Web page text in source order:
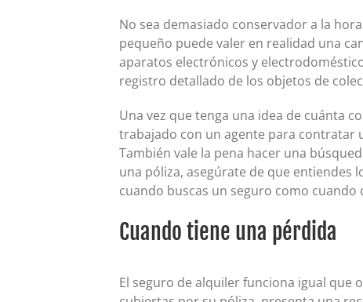
No sea demasiado conservador a la
pequeño puede valer en realidad una
aparatos electrónicos y
registro detallado de los objetos de
Una vez que tenga una idea de cuánta
trabajado con un agente para contratar
También vale la pena hacer una
una póliza, asegúrate de que entiendes
cuando buscas un seguro como
Cuando tiene una pérdida
El seguro de alquiler funciona igual que